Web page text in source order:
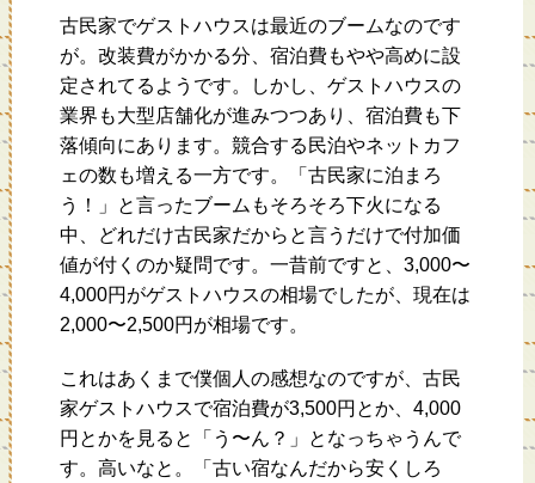
古民家でゲストハウスは最近のブームなのです
が。改装費がかかる分、宿泊費もやや高めに設
定されてるようです。しかし、ゲストハウスの
業界も大型店舗化が進みつつあり、宿泊費も下
落傾向にあります。競合する民泊やネットカフ
ェの数も増える一方です。「古民家に泊まろ
う！」と言ったブームもそろそろ下火になる
中、どれだけ古民家だからと言うだけで付加価
値が付くのか疑問です。一昔前ですと、3,000〜
4,000円がゲストハウスの相場でしたが、現在は
2,000〜2,500円が相場です。
これはあくまで僕個人の感想なのですが、古民
家ゲストハウスで宿泊費が3,500円とか、4,000
円とかを見ると「う〜ん？」となっちゃうんで
す。高いなと。「古い宿なんだから安くしろ